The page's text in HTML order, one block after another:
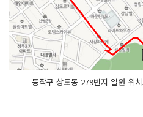
동작구 상도동 279번지 일원 위